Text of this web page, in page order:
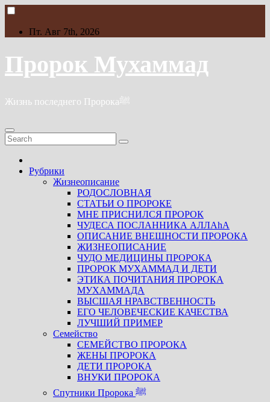
Skip
contentПт. Авг 7th, 2026
Пророк Мухаммад
Жизнь последнего Пророкаﷺ
Рубрики
Жизнеописание
РОДОСЛОВНАЯ
СТАТЬИ О ПРОРОКЕ
МНЕ ПРИСНИЛСЯ ПРОРОК
ЧУДЕСА ПОСЛАННИКА АЛЛАhА
ОПИСАНИЕ ВНЕШНОСТИ ПРОРОКА
ЖИЗНЕОПИСАНИЕ
ЧУДО МЕДИЦИНЫ ПРОРОКА
ПРОРОК МУХАММАД И ДЕТИ
ЭТИКА ПОЧИТАНИЯ ПРОРОКА
МУХАММАДА
ВЫСШАЯ НРАВСТВЕННОСТЬ
ЕГО ЧЕЛОВЕЧЕСКИЕ КАЧЕСТВА
ЛУЧШИЙ ПРИМЕР
Семейство
СЕМЕЙСТВО ПРОРОКА
ЖЕНЫ ПРОРОКА
ДЕТИ ПРОРОКА
ВНУКИ ПРОРОКА
Спутники Пророка ﷺ